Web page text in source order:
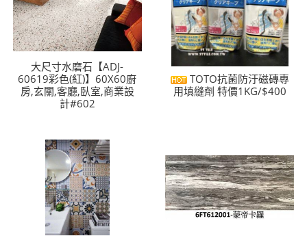
大尺寸水磨石【ADJ-
60619彩色(紅)】60X60廚
房,玄關,客廳,臥室,商業設
計#602
TOTO抗菌防汙磁磚專
用填縫劑 特價1KG/$400